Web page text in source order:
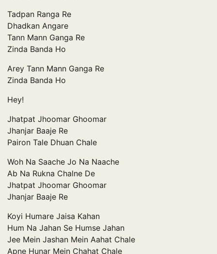
Tadpan Ranga Re
Dhadkan Angare
Tann Mann Ganga Re
Zinda Banda Ho
Arey Tann Mann Ganga Re
Zinda Banda Ho
Hey!
Jhatpat Jhoomar Ghoomar
Jhanjar Baaje Re
Pairon Tale Dhuan Chale
Woh Na Saache Jo Na Naache
Ab Na Rukna Chalne De
Jhatpat Jhoomar Ghoomar
Jhanjar Baaje Re
Koyi Humare Jaisa Kahan
Hum Na Jahan Se Humse Jahan
Jee Mein Jashan Mein Aahat Chale
Apne Hunar Mein Chahat Chale